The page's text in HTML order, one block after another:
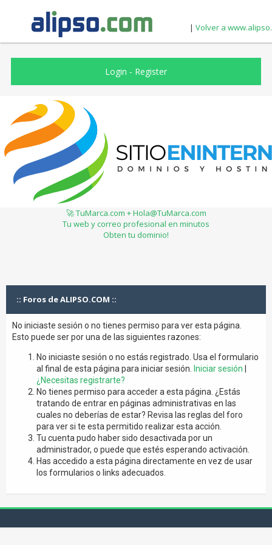
| Volver a
Login - Register
🚀 TuMarca.com + Hola@TuMarca.com
Tu web y correo profesional en minutos
Obten tu dominio!
:: Foros de ALIPSO.COM ::
No iniciaste sesión o no tienes permiso para ver esta página.
Esto puede ser por una de las siguientes razones:
No iniciaste sesión o no estás registrado. Usa el formulario
al final de esta página para iniciar sesión.
Iniciar sesión
¿Necesitas registrarte?
No tienes permiso para acceder a esta página. ¿Estás
tratando de entrar en páginas administrativas en las
cuales no deberías de estar? Revisa las reglas del foro
para ver si te esta permitido realizar esta acción.
Tu cuenta pudo haber sido desactivada por un
administrador, o puede que estés esperando activación.
Has accedido a esta página directamente en vez de usar
los formularios o links adecuados.